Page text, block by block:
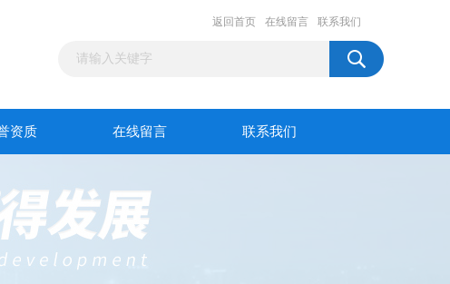
返回首页 在线留言 联系我们
资质 在线留言 联系我们